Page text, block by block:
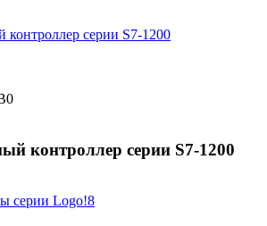
контроллер серии S7-1200